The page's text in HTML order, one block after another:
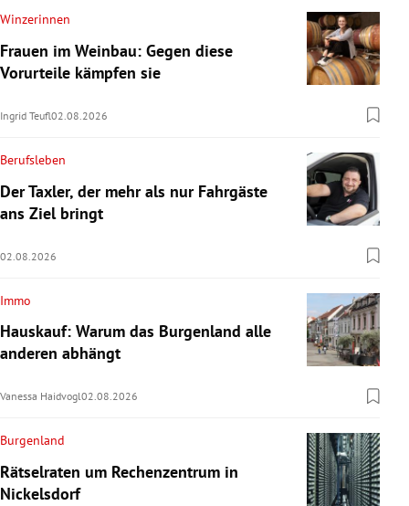
Winzerinnen
Frauen im Weinbau: Gegen diese
Vorurteile kämpfen sie
Ingrid Teufl02.08.2026
Berufsleben
Der Taxler, der mehr als nur Fahrgäste
ans Ziel bringt
02.08.2026
Immo
Hauskauf: Warum das Burgenland alle
anderen abhängt
Vanessa Haidvogl02.08.2026
Burgenland
Rätselraten um Rechenzentrum in
Nickelsdorf